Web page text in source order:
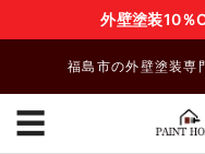
外壁塗装10
福島市の外壁塗装専
☰